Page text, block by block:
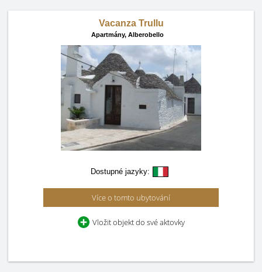
Vacanza Trullu
Apartmány, Alberobello
Dostupné jazyky:
Více o tomto ubytování
Vložit objekt do své aktovky